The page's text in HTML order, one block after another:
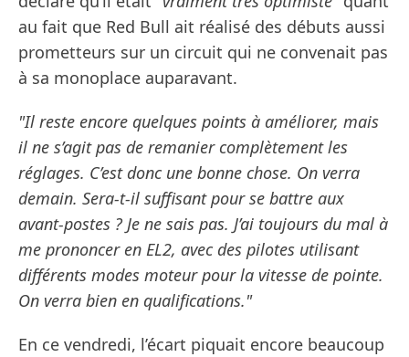
au fait que Red Bull ait réalisé des débuts aussi
prometteurs sur un circuit qui ne convenait pas
à sa monoplace auparavant.
"Il reste encore quelques points à améliorer, mais
il ne s’agit pas de remanier complètement les
réglages. C’est donc une bonne chose. On verra
demain. Sera-t-il suffisant pour se battre aux
avant-postes ? Je ne sais pas. J’ai toujours du mal à
me prononcer en EL2, avec des pilotes utilisant
différents modes moteur pour la vitesse de pointe.
On verra bien en qualifications."
En ce vendredi, l’écart piquait encore beaucoup